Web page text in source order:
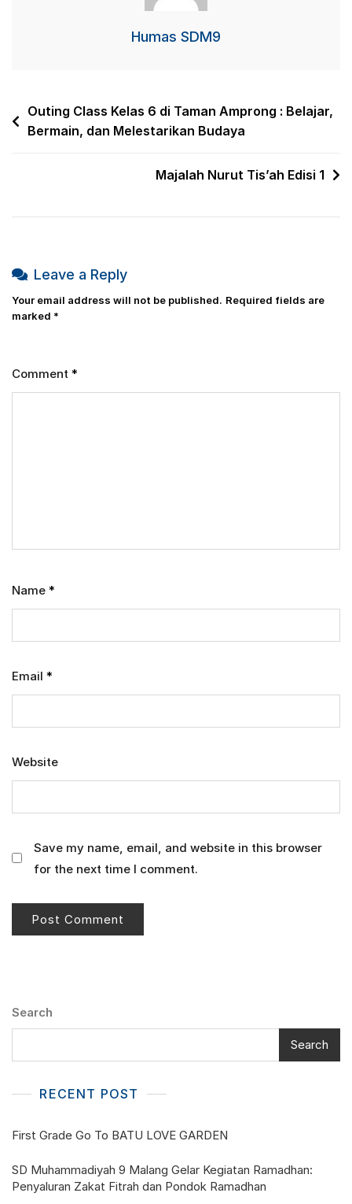
Humas SDM9
Post
navigation
Outing Class Kelas 6 di Taman Amprong : Belajar,
Bermain, dan Melestarikan Budaya
Majalah Nurut Tis’ah Edisi 1
Leave a Reply
Your email address will not be published. Required fields are
marked *
Comment *
Name *
Email *
Website
Save my name, email, and website in this browser
for the next time I comment.
Search
Search
RECENT POST
First Grade Go To BATU LOVE GARDEN
SD Muhammadiyah 9 Malang Gelar Kegiatan Ramadhan:
Penyaluran Zakat Fitrah dan Pondok Ramadhan